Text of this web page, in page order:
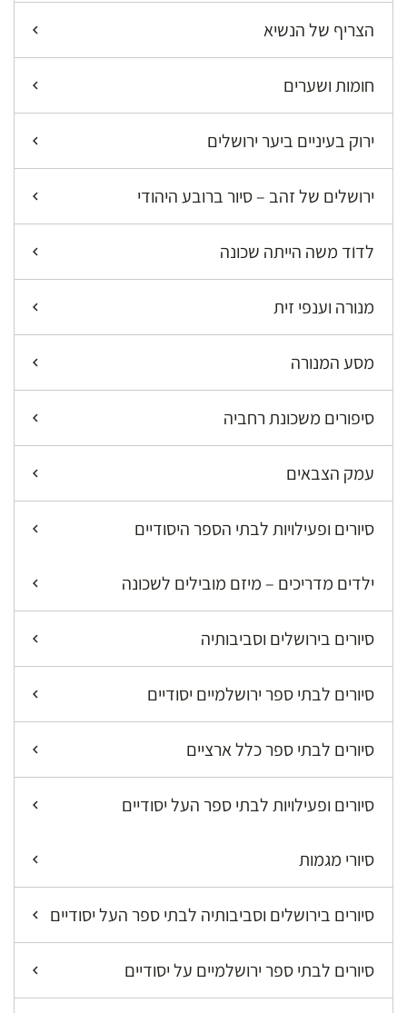
הצריף של הנשיא
חומות ושערים
ירוק בעיניים ביער ירושלים
ירושלים של זהב – סיור ברובע היהודי
לדוֺד משה הייתה שכונה
מנורה וענפי זית
מסע המנורה
סיפורים משכונת רחביה
עמק הצבאים
סיורים ופעילויות לבתי הספר היסודיים
ילדים מדריכים – מיזם מובילים לשכונה
סיורים בירושלים וסביבותיה
סיורים לבתי ספר ירושלמיים יסודיים
סיורים לבתי ספר כלל ארציים
סיורים ופעילויות לבתי ספר העל יסודיים
סיורי מגמות
סיורים בירושלים וסביבותיה לבתי ספר העל יסודיים
סיורים לבתי ספר ירושלמיים על יסודיים